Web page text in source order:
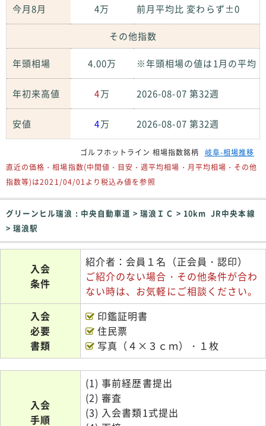
今月8月 4万 前月平均比 変わらず±0
その他指数
年頭相場 4.00万 ※年頭相場の値は1月の平均
年初来高値 4万 2026-08-07 第32週
安値 4万 2026-08-07 第32週
ゴルフホットライン 相場指数銘柄
岐阜-相場推移
直近の価格・相場指数(中間値・目安・週平均相場・月平均相場・その他
指数等)は2021/04/01より税込み値を参照
グリーンヒル瑞浪 : 中央自動車道 > 瑞浪ＩＣ > 10km JR中央本線
> 瑞浪駅
入会
条件
紹介者：会員１名（正会員・認印）
ご紹介のない場合・その他条件が合わ
ない時は、お気軽にご相談ください。
入会
必要
書類
印鑑証明書
住民票
写真（４×３ｃｍ）・１枚
入会
手順
(1) 事前経歴書提出
(2) 審査
(3) 入会書類1式提出